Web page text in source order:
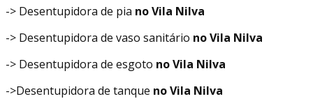
-> Desentupidora de pia no Vila Nilva
-> Desentupidora de vaso sanitário no Vila Nilva
-> Desentupidora de esgoto no Vila Nilva
->Desentupidora de tanque no Vila Nilva